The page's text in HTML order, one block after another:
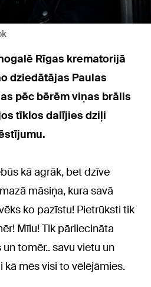
Rīgas krematorijā
dziedātājas Paulas
pēc bērēm viņas brālis
tīklos dalījies dziļi
kā agrāk, bet dzīve
māsiņa, kura savā
ko pazīstu! Pietrūksti tik
Mīlu! Tik pārliecināta
tomēr.. savu vietu un
kā mēs visi to vēlējāmies.